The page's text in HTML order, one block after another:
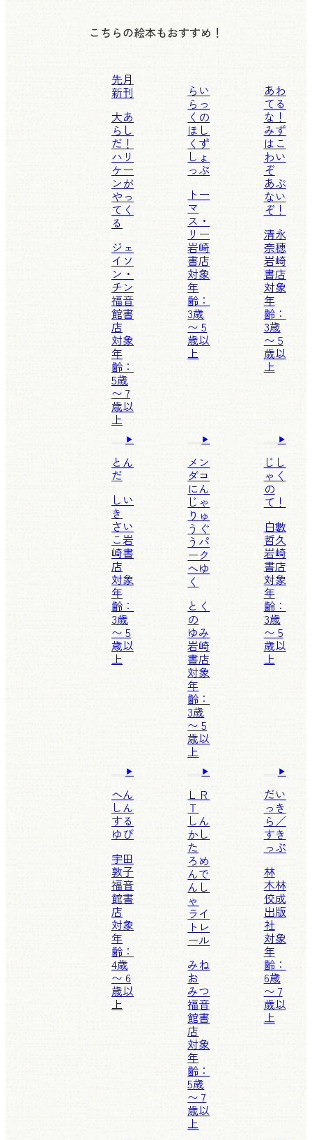
こちらの絵本もおすすめ！
先月
新刊
大あ
らし
だ！
ハリ
ケー
ンが
やっ
てく
る
ジェ
イソ
ン・
チン
福音
館書
店
対象
年
齢：
5歳
〜 7
歳以
上
らい
らっ
くの
ほし
くず
しょ
っぷ
トー
マ
ス・
リー
岩崎
書店
対象
年
齢：
3歳
〜 5
歳以
上
あわ
てる
な！
みず
はこ
わい
ぞ
あぶ
ない
ぞ！
清永
奈穂
岩崎
書店
対象
年
齢：
3歳
〜 5
歳以
上
とん
だ
しい
き
さい
こ岩
崎書
店
対象
年
齢：
3歳
〜 5
歳以
上
メン
ダコ
にん
じゃ
りゅ
うぐ
うパ
ーク
へゆ
く
とく
の
ゆみ
岩崎
書店
対象
年
齢：
3歳
〜 5
歳以
上
じし
ゃく
の
て！
白數
哲久
岩崎
書店
対象
年
齢：
3歳
〜 5
歳以
上
へん
しん
する
ゆび
宇田
敦子
福音
館書
店
対象
年
齢：
4歳
〜 6
歳以
上
ＬＲ
Ｔ
しん
かし
た
ろめ
んで
んし
ゃ
ライ
トレ
ール
みね
お
みつ
福音
館書
店
対象
年
齢：
5歳
〜 7
歳以
上
だい
っき
ら／
すき
っぷ
林
木林
佼成
出版
社
対象
年
齢：
6歳
〜 7
歳以
上